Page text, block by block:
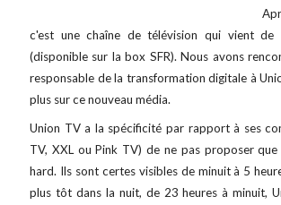
c'est une chaîne de télévision qui vient de
(disponible sur la box SFR). Nous avons
responsable de la transformation digitale à
plus sur ce nouveau média.
Union TV a la spécificité par rapport à ses
TV, XXL ou Pink TV) de ne pas proposer
hard. Ils sont certes visibles de minuit à 5
plus tôt dans la nuit, de 23 heures à minuit,